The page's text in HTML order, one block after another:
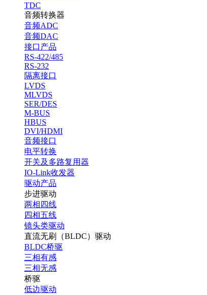
TDC
音频转换器
音频ADC
音频DAC
接口产品
RS-422/485
RS-232
隔离接口
LVDS
MLVDS
SER/DES
M-BUS
HBUS
DVI/HDMI
音频接口
电平转换
开关及多路复用器
IO-Link收发器
驱动产品
步进驱动
两相四线
四相五线
镜头类驱动
直流无刷（BLDC）驱动
BLDC桥驱
三相有感
三相无感
桥驱
低边驱动